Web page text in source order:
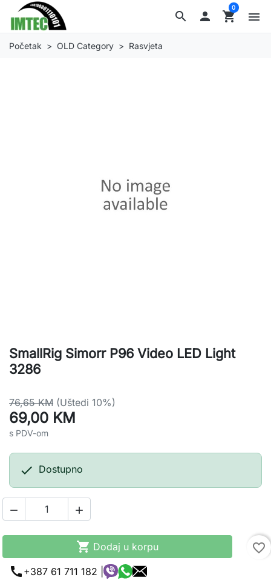
search  shopping_cart
0
menu
Početak OLD Category Rasvjeta
SmallRig Simorr P96 Video LED Light
3286
76,65 KM (Uštedi 10%)
69,00 KM
s PDV-om
 Dostupno
 
 Dodaj u korpu
favorite_border
call +387 61 711 182 |